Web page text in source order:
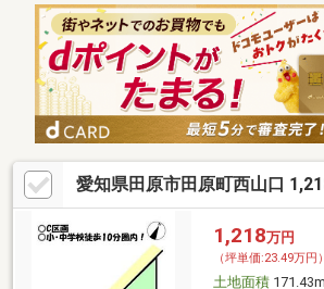
愛知県田原市田原町西山口
1,218万円
（坪単価:23.49万円）
土地面積171.43m